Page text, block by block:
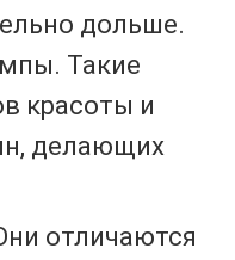
дольше.
Такие
красоты и
делающих
отличаются